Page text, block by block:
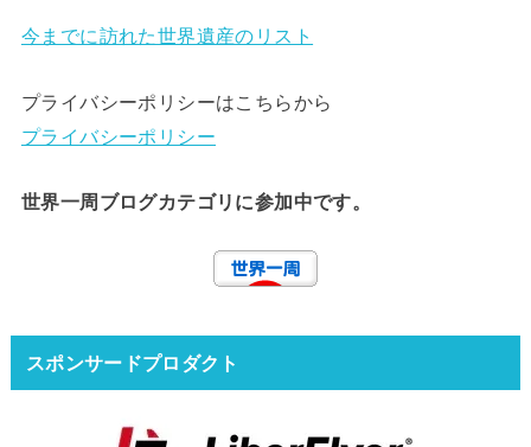
今までに訪れた世界遺産のリスト
プライバシーポリシーはこちらから
プライバシーポリシー
世界一周ブログカテゴリに参加中です。
スポンサードプロダクト